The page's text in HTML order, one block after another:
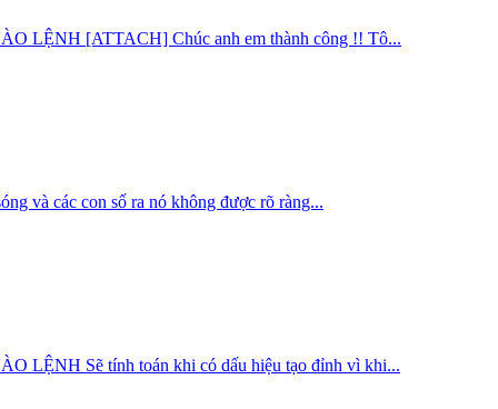
[ATTACH] Chúc anh em thành công !! Tô...
các con số ra nó không được rõ ràng...
Sẽ tính toán khi có dấu hiệu tạo đỉnh vì khi...